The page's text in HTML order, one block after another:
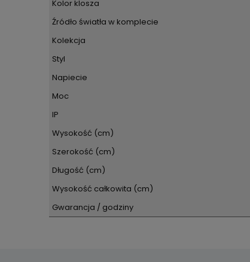
Kolor klosza
Źródło światła w komplecie
Kolekcja
Styl
Napiecie
Moc
IP
Wysokość (cm)
Szerokość (cm)
Długość (cm)
Wysokość całkowita (cm)
Gwarancja / godziny